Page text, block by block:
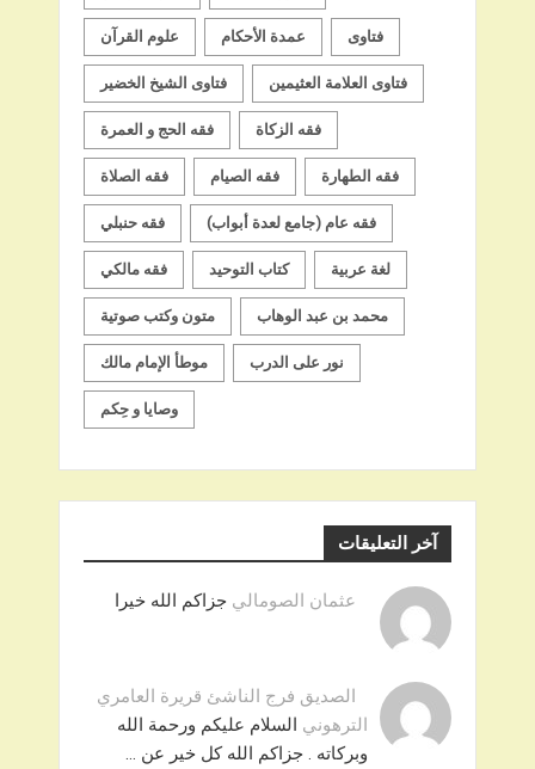
علوم القرآن عمدة الأحكام فتاوى
فتاوى الشيخ الخضير فتاوى العلامة العثيمين
فقه الحج و العمرة فقه الزكاة
فقه الصلاة فقه الصيام فقه الطهارة
فقه حنبلي فقه عام (جامع لعدة أبواب)
فقه مالكي كتاب التوحيد لغة عربية
متون وكتب صوتية محمد بن عبد الوهاب
موطأ الإمام مالك نور على الدرب
وصايا و حِكم
آخر التعليقات
عثمان الصومالي جزاكم الله خيرا
الصديق فرج الناشئ قريرة العامري
الترهوني السلام عليكم ورحمة الله
وبركاته . جزاكم الله كل خير عن …